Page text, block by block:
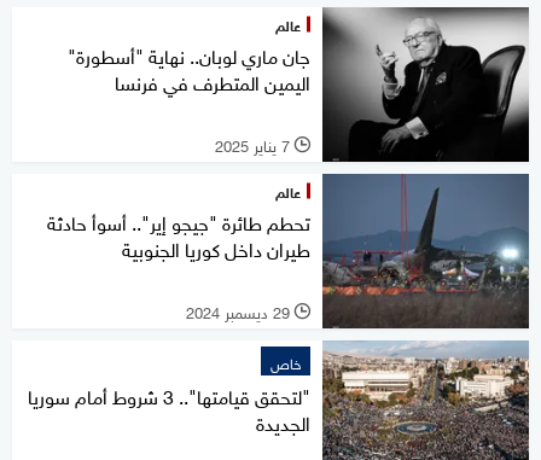
عالم
جان ماري لوبان.. نهاية "أسطورة"
اليمين المتطرف في فرنسا
l 7 يناير 2025
عالم
تحطم طائرة "جيجو إير".. أسوأ حادثة
طيران داخل كوريا الجنوبية
l 29 ديسمبر 2024
خاص
"لتحقق قيامتها".. 3 شروط أمام سوريا
الجديدة